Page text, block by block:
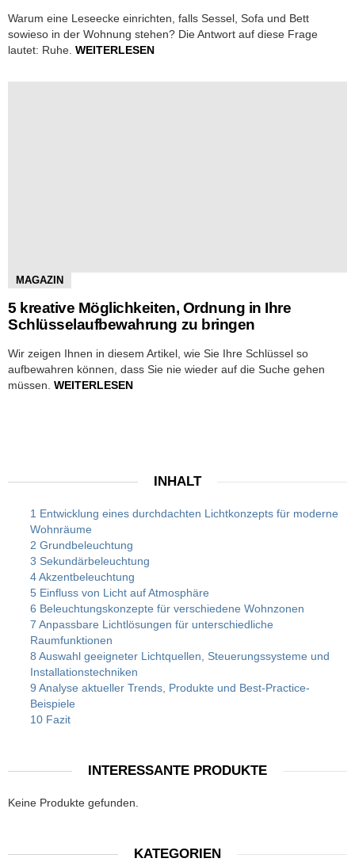
Warum eine Leseecke einrichten, falls Sessel, Sofa und Bett
sowieso in der Wohnung stehen? Die Antwort auf diese Frage
lautet: Ruhe. WEITERLESEN
MAGAZIN
5 kreative Möglichkeiten, Ordnung in Ihre
Schlüsselaufbewahrung zu bringen
Wir zeigen Ihnen in diesem Artikel, wie Sie Ihre Schlüssel so
aufbewahren können, dass Sie nie wieder auf die Suche gehen
müssen. WEITERLESEN
INHALT
1 Entwicklung eines durchdachten Lichtkonzepts für moderne
Wohnräume
2 Grundbeleuchtung
3 Sekundärbeleuchtung
4 Akzentbeleuchtung
5 Einfluss von Licht auf Atmosphäre
6 Beleuchtungskonzepte für verschiedene Wohnzonen
7 Anpassbare Lichtlösungen für unterschiedliche
Raumfunktionen
8 Auswahl geeigneter Lichtquellen, Steuerungssysteme und
Installationstechniken
9 Analyse aktueller Trends, Produkte und Best-Practice-
Beispiele
10 Fazit
INTERESSANTE PRODUKTE
Keine Produkte gefunden.
KATEGORIEN